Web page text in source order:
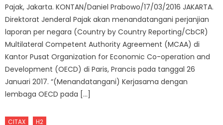
Pajak, Jakarta. KONTAN/Daniel Prabowo/17/03/2016 JAKARTA.
Direktorat Jenderal Pajak akan menandatangani perjanjian
laporan per negara (Country by Country Reporting/CbCR)
Multilateral Competent Authority Agreement (MCAA) di
Kantor Pusat Organization for Economic Co-operation and
Development (OECD) di Paris, Prancis pada tanggal 26
Januari 2017. “(Menandatangani) Kerjasama dengan
lembaga OECD pada […]
CITAX H2